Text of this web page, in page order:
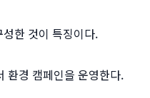
한 것이 특징이다.
환경 캠페인을 운영한다.